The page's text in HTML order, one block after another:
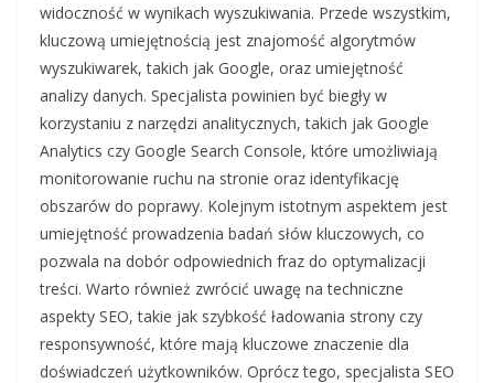
widoczność w wynikach wyszukiwania. Przede wszystkim,
kluczową umiejętnością jest znajomość algorytmów
wyszukiwarek, takich jak Google, oraz umiejętność
analizy danych. Specjalista powinien być biegły w
korzystaniu z narzędzi analitycznych, takich jak Google
Analytics czy Google Search Console, które umożliwiają
monitorowanie ruchu na stronie oraz identyfikację
obszarów do poprawy. Kolejnym istotnym aspektem jest
umiejętność prowadzenia badań słów kluczowych, co
pozwala na dobór odpowiednich fraz do optymalizacji
treści. Warto również zwrócić uwagę na techniczne
aspekty SEO, takie jak szybkość ładowania strony czy
responsywność, które mają kluczowe znaczenie dla
doświadczeń użytkowników. Oprócz tego, specjalista SEO